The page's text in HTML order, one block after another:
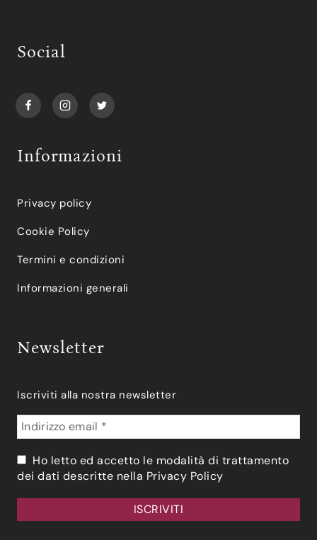
Social
Informazioni
Privacy policy
Cookie Policy
Termini e condizioni
Informazioni generali
Newsletter
Iscriviti alla nostra newsletter
Ho letto ed accetto le modalità di trattamento
dei dati descritte nella Privacy Policy